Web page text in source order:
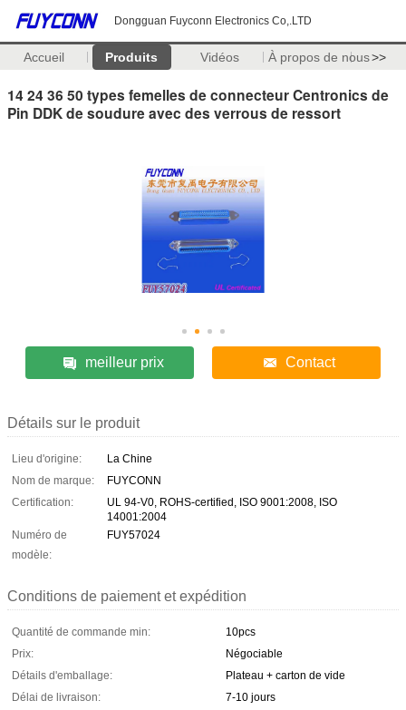
Dongguan Fuyconn Electronics Co,.LTD
Accueil Produits Vidéos À propos de nous>>
14 24 36 50 types femelles de connecteur Centronics de
Pin DDK de soudure avec des verrous de ressort
meilleur prix Contact
Détails sur le produit
Lieu d'origine:
La Chine
Nom de marque:
FUYCONN
Certification:
UL 94-V0, ROHS-certified, ISO 9001:2008, ISO
14001:2004
Numéro de
modèle:
FUY57024
Conditions de paiement et expédition
Quantité de commande min:
10pcs
Prix:
Négociable
Détails d'emballage:
Plateau + carton de vide
Délai de livraison:
7-10 jours